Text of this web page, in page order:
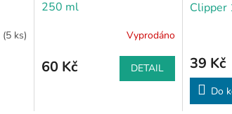
(5 ks)
250 ml
Vyprodáno
60 Kč DETAIL
Clipper
39 Kč
Do